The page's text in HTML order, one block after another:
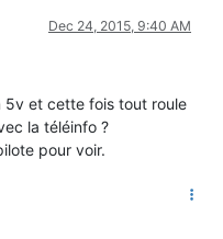
Dec 24, 2015, 9:40 AM
5v et cette fois tout roule
la téléinfo ?
pour voir.